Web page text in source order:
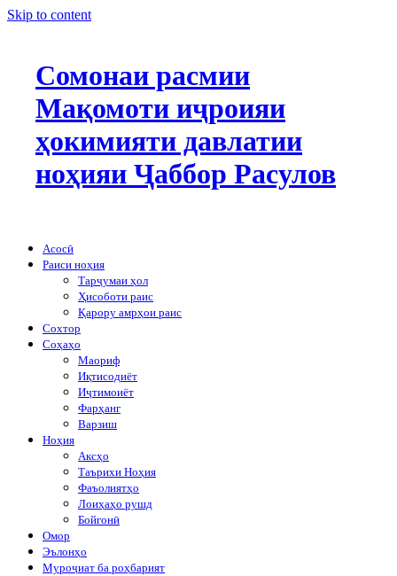
Skip to content
Сомонаи расмии
Мақомоти иҷроияи
ҳокимияти давлатии
ноҳияи Ҷаббор Расулов
Асосӣ
Раиси ноҳия
Тарҷумаи ҳол
Ҳисоботи раис
Қарору амрҳои раис
Сохтор
Соҳаҳо
Маориф
Иқтисодиёт
Иҷтимоиёт
Фарҳанг
Варзиш
Ноҳия
Аксҳо
Таърихи Ноҳия
Фаъолиятҳо
Лоиҳаҳо рушд
Бойгонӣ
Омор
Эълонҳо
Муроҷиат ба роҳбарият